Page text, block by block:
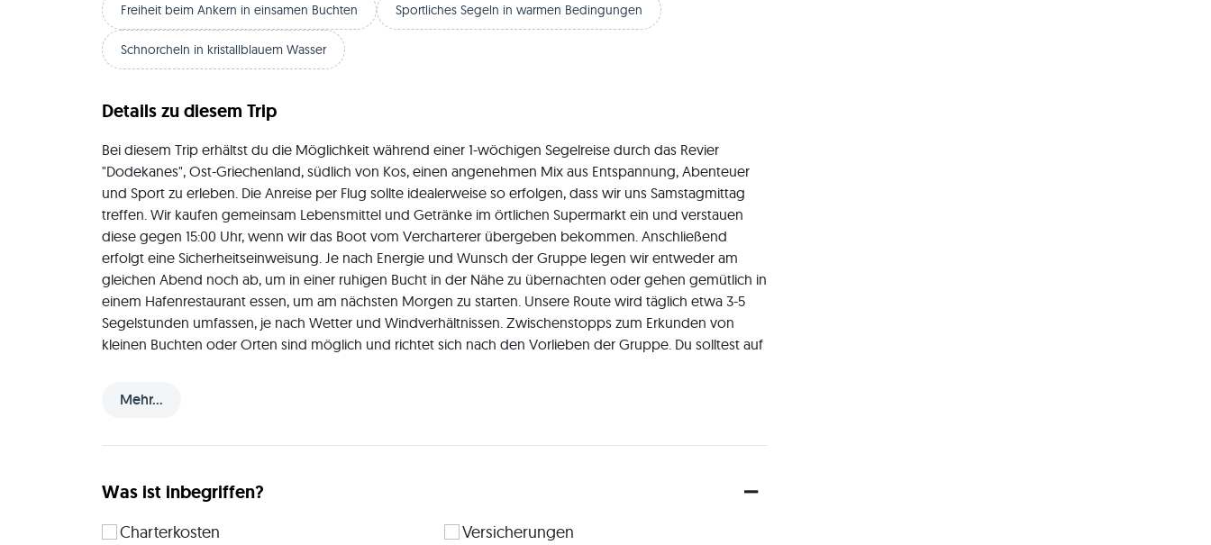
Freiheit beim Ankern in einsamen Buchten Sportliches Segeln in warmen Bedingungen
Schnorcheln in kristallblauem Wasser
Details zu diesem Trip
Mehr...
Bei diesem Trip erhältst du die Möglichkeit während einer 1-wöchigen Segelreise durch das Revier
"Dodekanes", Ost-Griechenland, südlich von Kos, einen angenehmen Mix aus Entspannung, Abenteuer
und Sport zu erleben. Die Anreise per Flug sollte idealerweise so erfolgen, dass wir uns Samstagmittag
treffen. Wir kaufen gemeinsam Lebensmittel und Getränke im örtlichen Supermarkt ein und verstauen
diese gegen 15:00 Uhr, wenn wir das Boot vom Vercharterer übergeben bekommen. Anschließend
erfolgt eine Sicherheitseinweisung. Je nach Energie und Wunsch der Gruppe legen wir entweder am
gleichen Abend noch ab, um in einer ruhigen Bucht in der Nähe zu übernachten oder gehen gemütlich in
einem Hafenrestaurant essen, um am nächsten Morgen zu starten. Unsere Route wird täglich etwa 3-5
Segelstunden umfassen, je nach Wetter und Windverhältnissen. Zwischenstopps zum Erkunden von
kleinen Buchten oder Orten sind möglich und richtet sich nach den Vorlieben der Gruppe. Du solltest auf
Marc. Wir sind beide 36 Jahre alt und grundsätzlich aktive, lebensfrohe und mutige Menschen. Meine Frau
jedoch, wenn unsere Mitsegler:innen diesen zum Genuss in Maßen trinken möchten.
Was ist inbegriffen?
Charterkosten
Versicherungen